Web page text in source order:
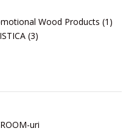
Wood Products (1)
(3)
uri